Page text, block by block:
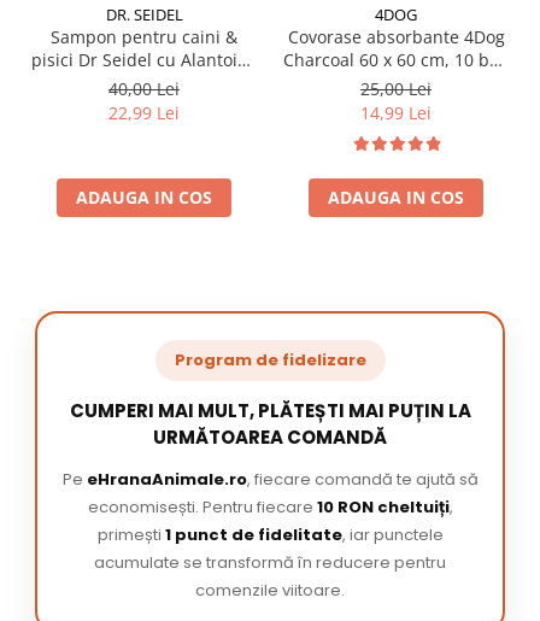
DR. SEIDEL
Sampon pentru caini &
pisici Dr Seidel cu Alantoina
220 ml
40,00 Lei
22,99 Lei
ADAUGA IN COS
4DOG
Covorase absorbante 4Dog
Charcoal 60 x 60 cm, 10 buc
/ pachet
25,00 Lei
14,99 Lei
ADAUGA IN COS
Program de fidelizare
CUMPERI MAI MULT, PLĂTEȘTI MAI PUȚIN LA
URMĂTOAREA COMANDĂ
Pe eHranaAnimale.ro, fiecare comandă te ajută să
economisești. Pentru fiecare 10 RON cheltuiți,
primești 1 punct de fidelitate, iar punctele
acumulate se transformă în reducere pentru
comenzile viitoare.